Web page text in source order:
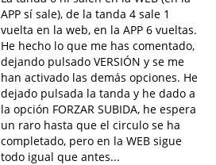
APP sí sale), de la tanda 4 sale 1
vuelta en la web, en la APP 6 vueltas.
He hecho lo que me has comentado,
dejando pulsado VERSIÓN y se me
han activado las demás opciones. He
dejado pulsada la tanda y he dado a
la opción FORZAR SUBIDA, he espera
un raro hasta que el circulo se ha
completado, pero en la WEB sigue
todo igual que antes...